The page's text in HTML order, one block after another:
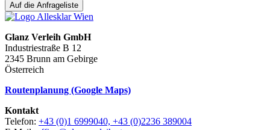
Auf die Anfrageliste
Glanz Verleih GmbH
Industriestraße B 12
2345 Brunn am Gebirge
Österreich
Routenplanung (Google Maps)
Kontakt
Telefon: +43 (0)1 6999040, +43 (0)2236 389004